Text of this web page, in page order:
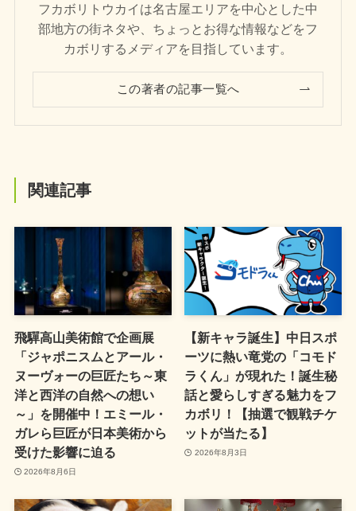
フカボリトウカイは名古屋エリアを中心とした中
部地方の街ネタや、ちょっとお得な情報などをフ
カボリするメディアを目指しています。
この著者の記事一覧へ
関連記事
飛驒高山美術館で企画展
「ジャポニスムとアール・
ヌーヴォーの巨匠たち～東
洋と西洋の自然への想い
～」を開催中！エミール・
ガレら巨匠が日本美術から
受けた影響に迫る
2026年8月6日
【新キャラ誕生】中日スポ
ーツに熱い竜党の「コモド
ラくん」が現れた！誕生秘
話と愛らしすぎる魅力をフ
カボリ！【抽選で観戦チケ
ットが当たる】
2026年8月3日